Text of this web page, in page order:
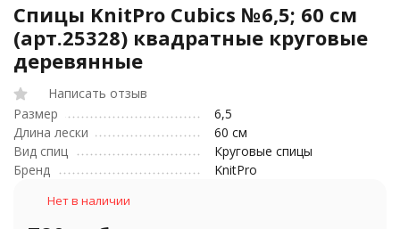
Спицы KnitPro Cubics №6,5; 60 см
(арт.25328) квадратные круговые
деревянные
Написать отзыв
Размер
6,5
Длина лески
60 см
Вид спиц
Круговые спицы
Бренд
KnitPro
Нет в наличии